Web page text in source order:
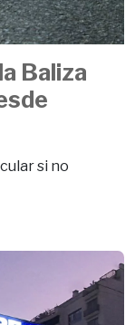
Baliza
si no